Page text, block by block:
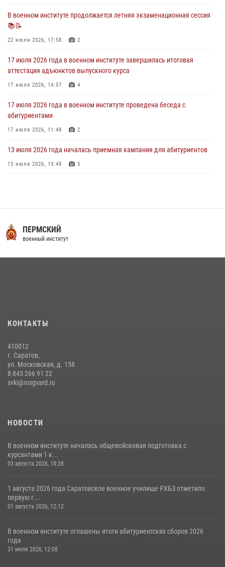
В военном институте завершается летняя экзаменационная сессия
28 июля 2026, 10:41
В военном институте продолжается летняя экзаменационная сессия
📚📝
22 июля 2026, 17:58 2
17 июля 2026 года в военном институте завершилась итоговая
аттестация адъюнктов выпускного курса
17 июля 2026, 14:57 4
17 июля 2026 года в военном институте проведена беседа с
абитуриентами
17 июля 2026, 11:48 2
13 июля 2026 года началась приемная кампания для абитуриентов
13 июля 2026, 13:48 5
29 июля 2026, 06:45 2
16 июля 2026 года между военным институтом и ООО «ЭЛРЕМ»
заключено соглашение о научно-техническом сотрудничестве
В военном институте оглашены итоги абитуриентских сборов 2026
31 июля 2026, 12:08
ПЕРМСКИЙ
военный институт
КОНТАКТЫ
410012
г. Саратов,
ул. Московская, д. 158
8 845 266 91 22
svki@rosgvard.ru
НОВОСТИ
В военном институте началась общевойсковая подготовка с
курсантами 1 к...
03 августа 2026, 18:28
1 августа 2026 года Саратовское военное училище РХБЗ отметило
первую г...
01 августа 2026, 12:12
В военном институте оглашены итоги абитуриентских сборов 2026
года
31 июля 2026, 12:08